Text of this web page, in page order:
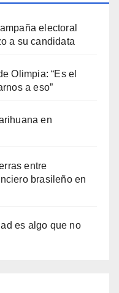
electoral
a su candidata
Olimpia: “Es el
a eso”
en
entre
brasileño en
es algo que no